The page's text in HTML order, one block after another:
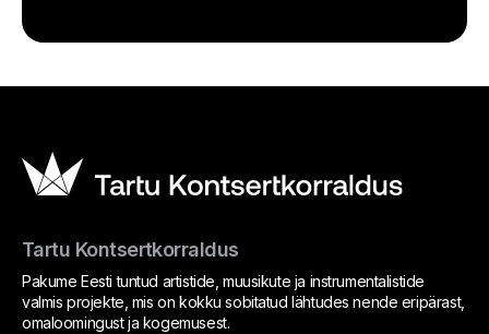
Tartu Kontsertkorraldus
Pakume Eesti tuntud artistide, muusikute ja instrumentalistide
valmis projekte, mis on kokku sobitatud lähtudes nende eripärast,
omaloomingust ja kogemusest.